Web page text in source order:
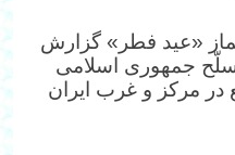
«عید فطر» گزارش
جمهوری اسلامی
مرکز و غرب ایران